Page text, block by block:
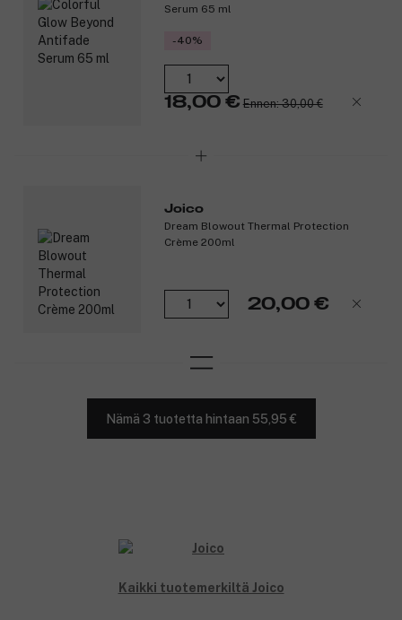
Serum 65 ml
-40%
18,00 € Ennen: 30,00 €
Joico
Dream Blowout Thermal Protection
Crème 200ml
20,00 €
Nämä 3 tuotetta hintaan 55,95 €
Kaikki tuotemerkiltä Joico